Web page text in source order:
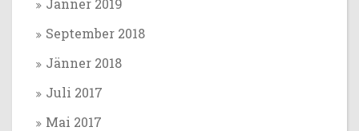
Jänner 2019
September 2018
Jänner 2018
Juli 2017
Mai 2017